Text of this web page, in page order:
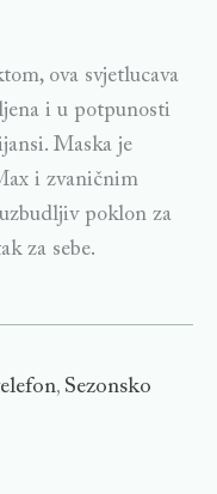
ova svjetlucava
i u potpunosti
Maska je
i zvaničnim
poklon za
za sebe.
, Sezonsko